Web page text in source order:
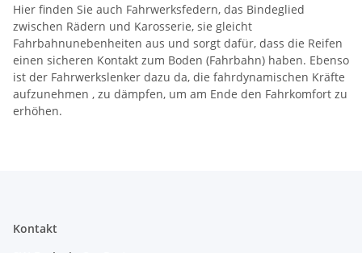
Hier finden Sie auch Fahrwerksfedern, das Bindeglied
zwischen Rädern und Karosserie, sie gleicht
Fahrbahnunebenheiten aus und sorgt dafür, dass die Reifen
einen sicheren Kontakt zum Boden (Fahrbahn) haben. Ebenso
ist der Fahrwerkslenker dazu da, die fahrdynamischen Kräfte
aufzunehmen , zu dämpfen, um am Ende den Fahrkomfort zu
erhöhen.
Kontakt